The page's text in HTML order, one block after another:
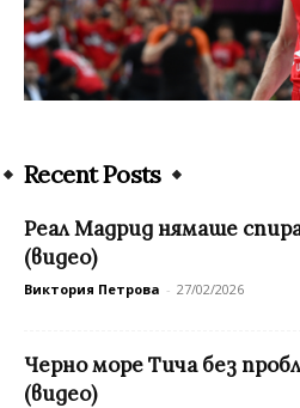
Recent Posts
Реал Мадрид нямаше
(видео)
Виктория Петрова - 27/02/2026
Черно море Тича без
(видео)